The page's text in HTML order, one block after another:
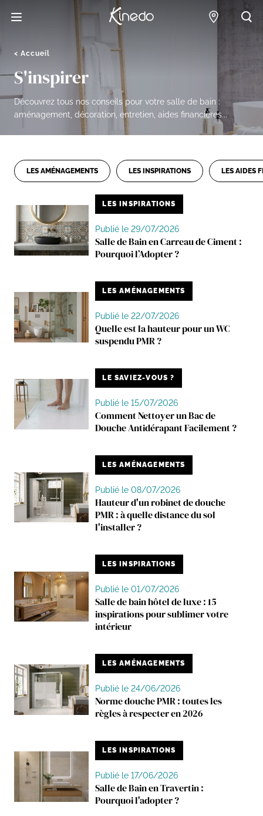
Points de
Accueil
S'inspirer
Découvrez tous nos conseils pour votre salle de bain :
aménagement, décoration, entretien, aides financières...
LES AMÉNAGEMENTS LES INSPIRATIONS LES AIDES
LES INSPIRATIONS
Publié le 29/07/2026
Salle de Bain en Carreau de Ciment :
Pourquoi l’Adopter ?
LES AMÉNAGEMENTS
Publié le 22/07/2026
Quelle est la hauteur pour un WC
suspendu PMR ?
LE SAVIEZ-VOUS ?
Publié le 15/07/2026
Comment Nettoyer un Bac de
Douche Antidérapant Facilement ?
LES AMÉNAGEMENTS
Publié le 08/07/2026
Hauteur d'un robinet de douche
PMR : à quelle distance du sol
l'installer ?
LES INSPIRATIONS
Publié le 01/07/2026
Salle de bain hôtel de luxe : 15
inspirations pour sublimer votre
intérieur
LES AMÉNAGEMENTS
Publié le 24/06/2026
Norme douche PMR : toutes les
règles à respecter en 2026
LES INSPIRATIONS
Publié le 17/06/2026
Salle de Bain en Travertin :
Pourquoi l'adopter ?